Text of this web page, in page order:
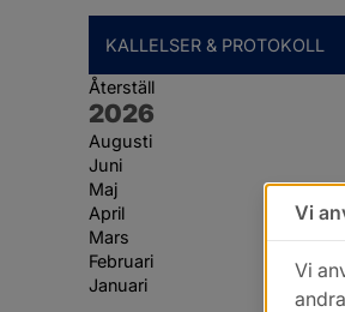
KALLELSER & PROTOKOLL
Återställ
År:
2026
Augusti
Juni
Maj
April
Mars
Februari
Januari
Vi
Vi